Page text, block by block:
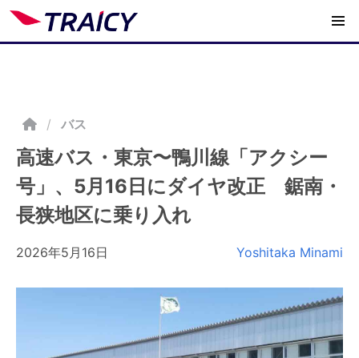
/ バス
高速バス・東京〜鴨川線「アクシー
号」、5月16日にダイヤ改正 鋸南・
長狭地区に乗り入れ
2026年5月16日 Yoshitaka Minami